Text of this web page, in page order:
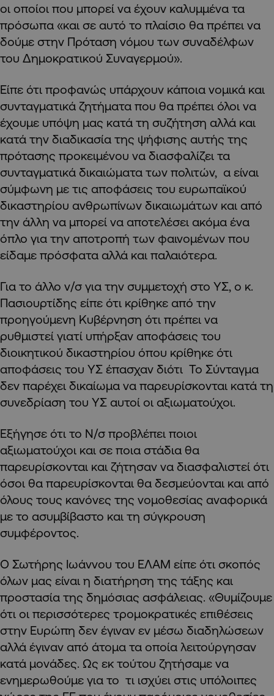
οι οποίοι που μπορεί να έχουν καλυμμένα τα
πρόσωπα «και σε αυτό το πλαίσιο θα πρέπει να
δούμε στην Πρόταση νόμου των συναδέλφων
του Δημοκρατικού Συναγερμού».
Είπε ότι προφανώς υπάρχουν κάποια νομικά και
συνταγματικά ζητήματα που θα πρέπει όλοι να
έχουμε υπόψη μας κατά τη συζήτηση αλλά και
κατά την διαδικασία της ψήφισης αυτής της
πρότασης προκειμένου να διασφαλίζει τα
συνταγματικά δικαιώματα των πολιτών, α είναι
σύμφωνη με τις αποφάσεις του ευρωπαϊκού
δικαστηρίου ανθρωπίνων δικαιωμάτων και από
την άλλη να μπορεί να αποτελέσει ακόμα ένα
όπλο για την αποτροπή των φαινομένων που
είδαμε πρόσφατα αλλά και παλαιότερα.
Για το άλλο ν/σ για την συμμετοχή στο ΥΣ, ο κ.
Πασιουρτίδης είπε ότι κρίθηκε από την
προηγούμενη Κυβέρνηση ότι πρέπει να
ρυθμιστεί γιατί υπήρξαν αποφάσεις του
διοικητικού δικαστηρίου όπου κρίθηκε ότι
αποφάσεις του ΥΣ έπασχαν διότι Το Σύνταγμα
δεν παρέχει δικαίωμα να παρευρίσκονται κατά τη
συνεδρίαση του ΥΣ αυτοί οι αξιωματούχοι.
Εξήγησε ότι το Ν/σ προβλέπει ποιοι
αξιωματούχοι και σε ποια στάδια θα
παρευρίσκονται και ζήτησαν να διασφαλιστεί ότι
όσοι θα παρευρίσκονται θα δεσμεύονται και από
όλους τους κανόνες της νομοθεσίας αναφορικά
με το ασυμβίβαστο και τη σύγκρουση
συμφέροντος.
Ο Σωτήρης Ιωάννου του ΕΛΑΜ είπε ότι σκοπός
όλων μας είναι η διατήρηση της τάξης και
προστασία της δημόσιας ασφάλειας. «Θυμίζουμε
ότι οι περισσότερες τρομοκρατικές επιθέσεις
στην Ευρώπη δεν έγιναν εν μέσω διαδηλώσεων
αλλά έγιναν από άτομα τα οποία λειτούργησαν
κατά μονάδες. Ως εκ τούτου ζητήσαμε να
ενημερωθούμε για το τι ισχύει στις υπόλοιπες